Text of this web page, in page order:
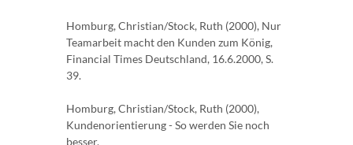
Homburg, Christian/Stock, Ruth (2000), Nur
Teamarbeit macht den Kunden zum König,
Financial Times Deutschland, 16.6.2000, S.
39.
Homburg, Christian/Stock, Ruth (2000),
Kundenorientierung - So werden Sie noch
besser,